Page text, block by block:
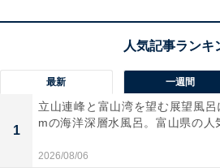
最新 一週間
1
立山連峰と富山湾を望む展望風
mの海洋深層水風呂。富山県の人
2026/08/06